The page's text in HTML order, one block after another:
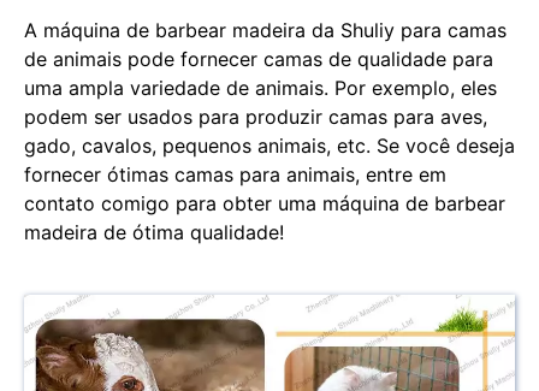
A máquina de barbear madeira da Shuliy para camas
de animais pode fornecer camas de qualidade para
uma ampla variedade de animais. Por exemplo, eles
podem ser usados ​​para produzir camas para aves,
gado, cavalos, pequenos animais, etc. Se você deseja
fornecer ótimas camas para animais, entre em
contato comigo para obter uma máquina de barbear
madeira de ótima qualidade!